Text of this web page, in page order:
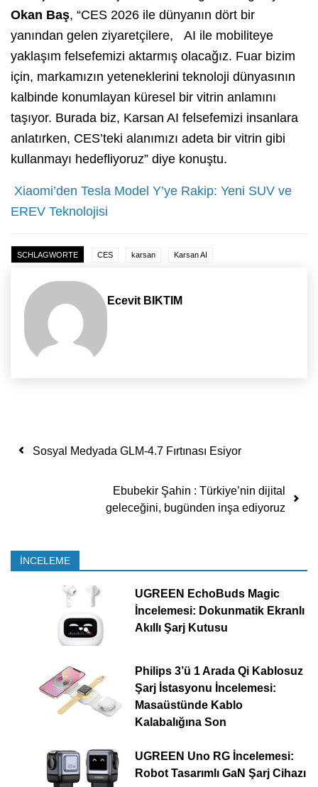
Okan Baş, “CES 2026 ile dünyanın dört bir
yanından gelen ziyaretçilere, AI ile mobiliteye
yaklaşım felsefemizi aktarmış olacağız. Fuar bizim
için, markamızın yeteneklerini teknoloji dünyasının
kalbinde konumlayan küresel bir vitrin anlamını
taşıyor. Burada biz, Karsan AI felsefemizi insanlara
anlatırken, CES’teki alanımızı adeta bir vitrin gibi
kullanmayı hedefliyoruz” diye konuştu.
Xiaomi’den Tesla Model Y’ye Rakip: Yeni SUV ve
EREV Teknolojisi
SCHLAGWORTE CES karsan Karsan AI
Ecevit BIKTIM
Yazı dolaşımı
Sosyal Medyada GLM-4.7 Fırtınası Esiyor
Ebubekir Şahin : Türkiye’nin dijital
geleceğini, bugünden inşa ediyoruz
İNCELEME
UGREEN EchoBuds Magic
İncelemesi: Dokunmatik Ekranlı
Akıllı Şarj Kutusu
Philips 3’ü 1 Arada Qi Kablosuz
Şarj İstasyonu İncelemesi:
Masaüstünde Kablo
Kalabalığına Son
UGREEN Uno RG İncelemesi:
Robot Tasarımlı GaN Şarj Cihazı